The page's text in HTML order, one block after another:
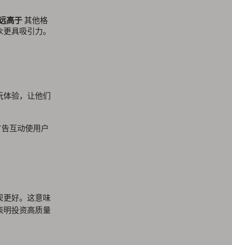
高于 其他格
具吸引力。
验，让他们
互动使用户
更好。这意味
明投资高质量